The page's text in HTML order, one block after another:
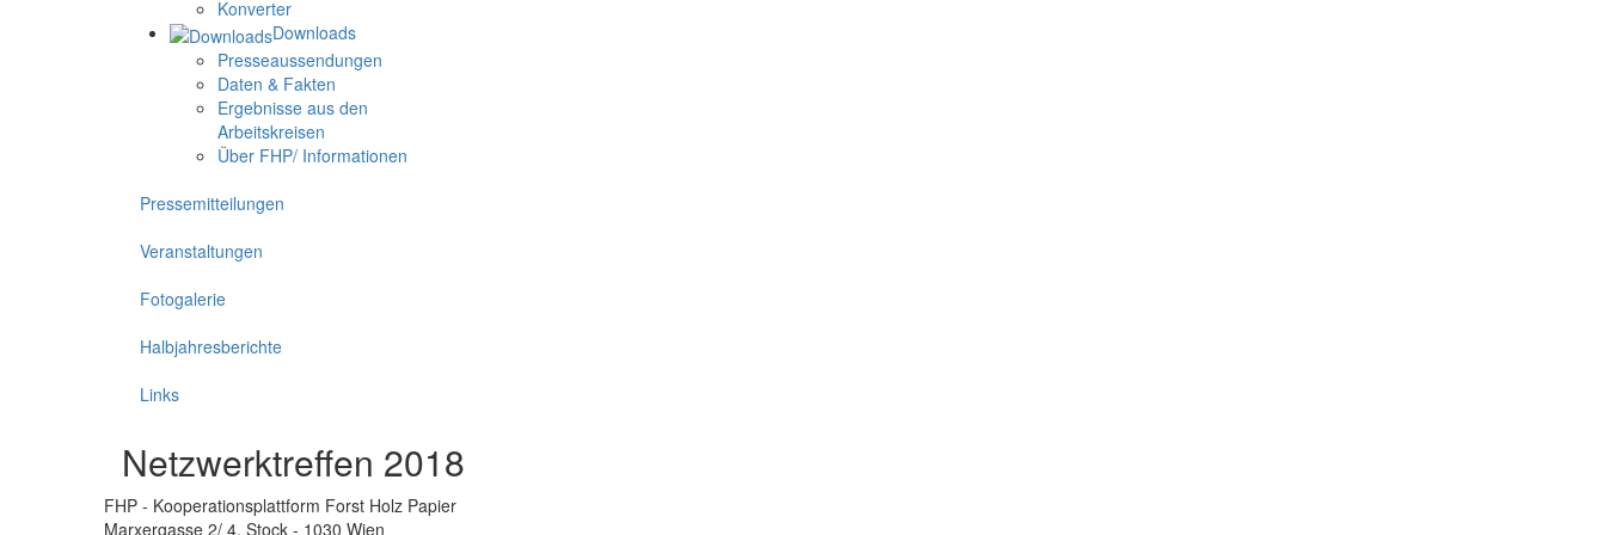
Konverter
Downloads
Presseaussendungen
Daten & Fakten
Ergebnisse aus den
Arbeitskreisen
Über FHP/ Informationen
Pressemitteilungen
Veranstaltungen
Fotogalerie
Halbjahresberichte
Links
Netzwerktreffen 2018
FHP - Kooperationsplattform Forst Holz Papier
Marxergasse 2/ 4. Stock - 1030 Wien